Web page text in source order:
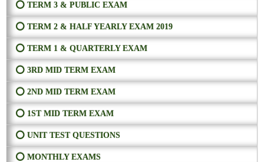
⭕ TERM 3 & PUBLIC EXAM
⭕ TERM 2 & HALF YEARLY EXAM 2019
⭕ TERM 1 & QUARTERLY EXAM
⭕ 3RD MID TERM EXAM
⭕ 2ND MID TERM EXAM
⭕ 1ST MID TERM EXAM
⭕ UNIT TEST QUESTIONS
⭕ MONTHLY EXAMS